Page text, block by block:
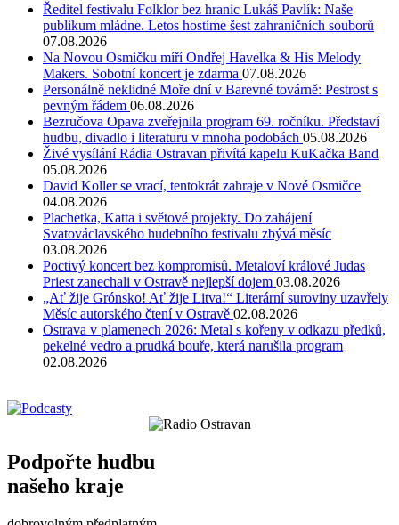
Ředitel festivalu Folklor bez hranic Lukáš Pavlík: Naše
publikum mládne. Letos hostíme šest zahraničních souborů
07.08.2026
Na Novou Osmičku míří Ondřej Havelka & His Melody
Makers. Sobotní koncert je zdarma 07.08.2026
Personálně neklidné Moře dní v Barevné továrně: Pestrost s
pevným řádem 06.08.2026
Bezručova Opava zveřejnila program 69. ročníku. Představí
hudbu, divadlo i literaturu v mnoha podobách 05.08.2026
Živé vysílání Rádia Ostravan přivítá kapelu KuKačka Band
05.08.2026
David Koller se vrací, tentokrát zahraje v Nové Osmičce
04.08.2026
Plachetka, Katta i světové projekty. Do zahájení
Svatováclavského hudebního festivalu zbývá měsíc
03.08.2026
Poctivý koncert bez kompromisů. Metaloví králové Judas
Priest zanechali v Ostravě nejlepší dojem 03.08.2026
„Ať žije Grónsko! Ať žije Litva!“ Literární suroviny uzavřely
Měsíc autorského čtení v Ostravě 02.08.2026
Ostrava v plamenech 2026: Metal s kořeny v odkazu předků,
pekelné vedro a prudká bouře, která narušila program
02.08.2026
Podpořte hudbu
našeho kraje